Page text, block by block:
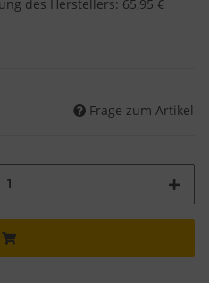
des Herstellers: 65,95 €
Frage zum Artikel